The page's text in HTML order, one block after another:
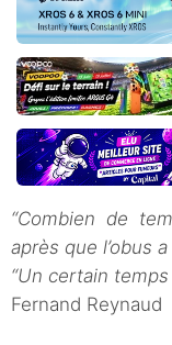
“Combien de
après que l’obus
“Un certain temps
Fernand Reynaud